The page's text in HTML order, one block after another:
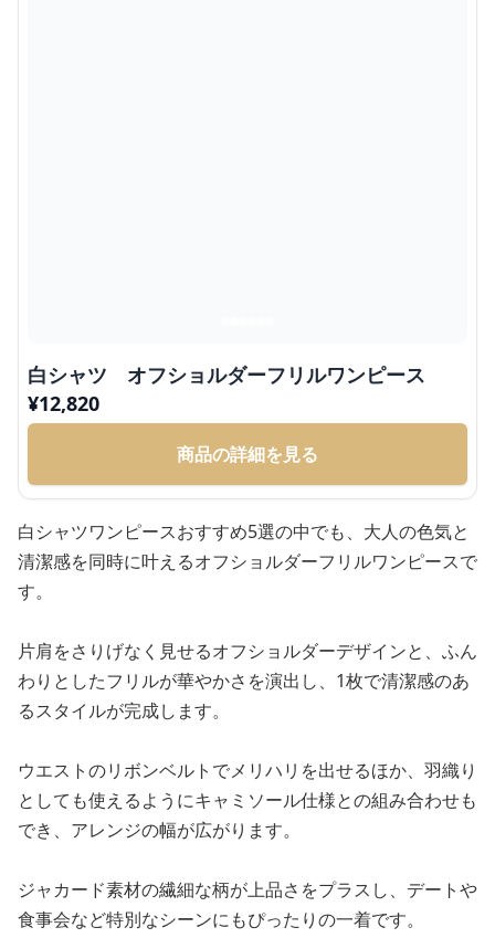
白シャツ オフショルダーフリルワンピース
¥12,820
商品の詳細を見る
白シャツワンピースおすすめ5選の中でも、大人の色気と
清潔感を同時に叶えるオフショルダーフリルワンピースで
す。
片肩をさりげなく見せるオフショルダーデザインと、ふん
わりとしたフリルが華やかさを演出し、1枚で清潔感のあ
るスタイルが完成します。
ウエストのリボンベルトでメリハリを出せるほか、羽織り
としても使えるようにキャミソール仕様との組み合わせも
でき、アレンジの幅が広がります。
ジャカード素材の繊細な柄が上品さをプラスし、デートや
食事会など特別なシーンにもぴったりの一着です。